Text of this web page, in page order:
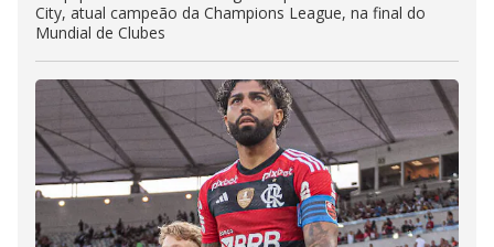
City, atual campeão da Champions League, na final do
Mundial de Clubes